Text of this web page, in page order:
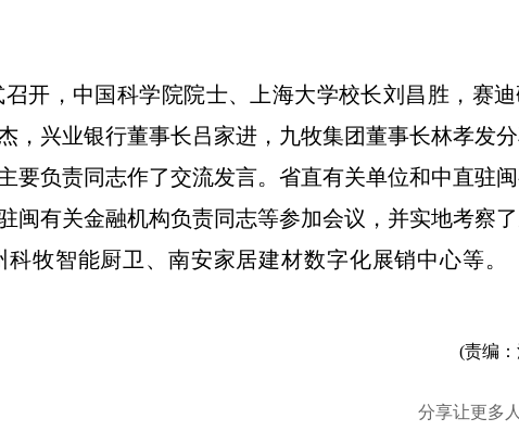
开，中国科学院院士、上海大学校长刘昌胜，赛
，兴业银行董事长吕家进，九牧集团董事长林孝发
要负责同志作了交流发言。省直有关单位和中直驻闽
闽有关金融机构负责同志等参加会议，并实地考察了
牧智能厨卫、南安家居建材数字化展销中心等。
(责编
分享让更多